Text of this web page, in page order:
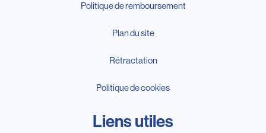
Politique de remboursement
Plan du site
Rétractation
Politique de cookies
Liens utiles